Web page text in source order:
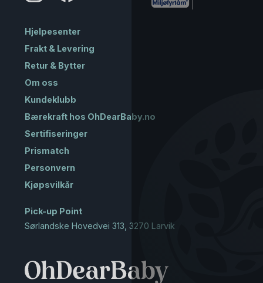
Hjelpesenter
Frakt & Levering
Retur & Bytter
Om oss
Kundeklubb
Bærekraft hos OhDearBaby.no
Sertifiseringer
Prismatch
Personvern
Kjøpsvilkår
Pick-up Point
Sørlandske Hovedvei 313, 3270 Larvik